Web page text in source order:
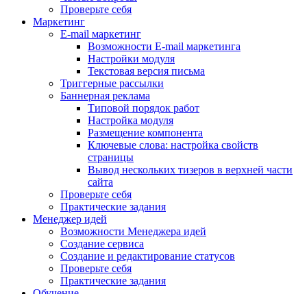
Проверьте себя
Маркетинг
E-mail маркетинг
Возможности E-mail маркетинга
Настройки модуля
Текстовая версия письма
Триггерные рассылки
Баннерная реклама
Типовой порядок работ
Настройка модуля
Размещение компонента
Ключевые слова: настройка свойств
страницы
Вывод нескольких тизеров в верхней части
сайта
Проверьте себя
Практические задания
Менеджер идей
Возможности Менеджера идей
Создание сервиса
Создание и редактирование статусов
Проверьте себя
Практические задания